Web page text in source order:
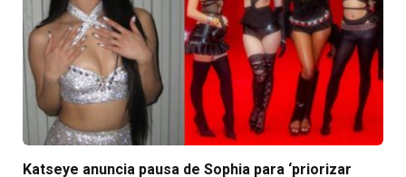
Katseye anuncia pausa de Sophia para ‘priorizar